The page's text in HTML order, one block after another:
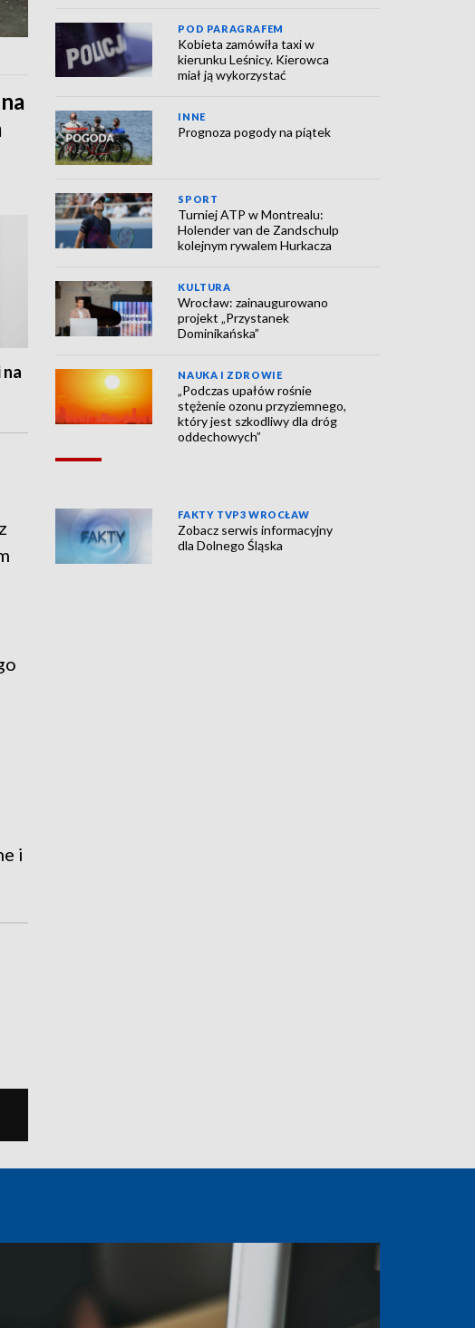
i
POD PARAGRAFEM
Kobieta zamówiła taxi w
kierunku Leśnicy. Kierowca
miał ją wykorzystać
INNE
Prognoza pogody na piątek
SPORT
Turniej ATP w Montrealu:
Holender van de Zandschulp
kolejnym rywalem Hurkacza
KULTURA
Wrocław: zainaugurowano
projekt „Przystanek
Dominikańska”
NAUKA I ZDROWIE
„Podczas upałów rośnie
stężenie ozonu przyziemnego,
który jest szkodliwy dla dróg
oddechowych”
FAKTY TVP3 WROCŁAW
Zobacz serwis informacyjny
dla Dolnego Śląska